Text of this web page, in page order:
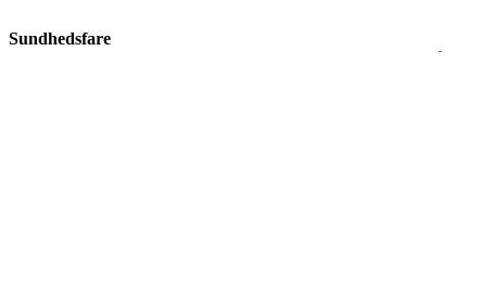
Sundhedsfare
Produkter med dette mærke kan give slem irritation i øjne og på hud,